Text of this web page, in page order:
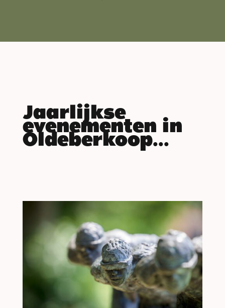
Jaarlijkse
evenementen in
Oldeberkoop...